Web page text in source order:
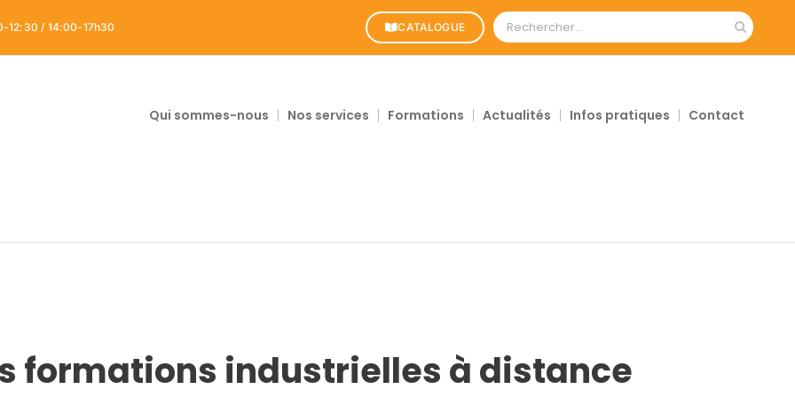
12:30 / 14:00-17h30
Rechercher:
CATALOGUE
Qui sommes-nous Nos services Formations Actualités Infos pratiques Contact
formations industrielles à distance